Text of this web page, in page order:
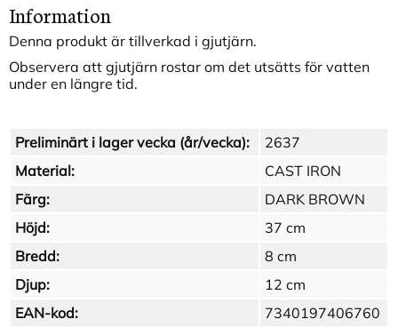
Information
Denna produkt är tillverkad i gjutjärn.
Observera att gjutjärn rostar om det utsätts för vatten
under en längre tid.
Preliminärt i lager vecka (år/vecka):
2637
Material:
CAST IRON
Färg:
DARK BROWN
Höjd:
37 cm
Bredd:
8 cm
Djup:
12 cm
EAN-kod:
7340197406760